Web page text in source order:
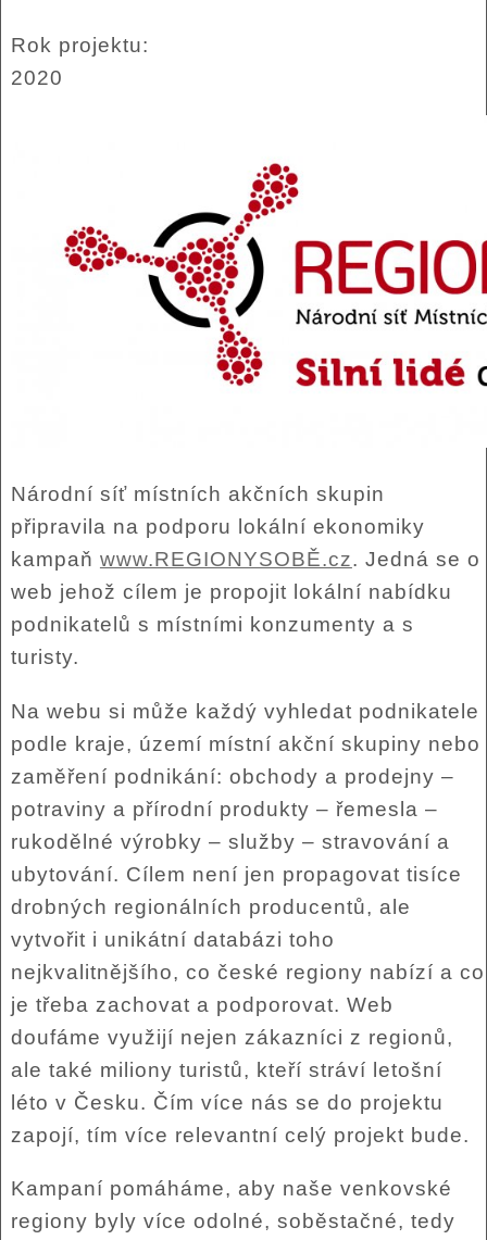
Rok projektu:
2020
Národní síť místních akčních skupin
připravila na podporu lokální ekonomiky
kampaň www.REGIONYSOBĚ.cz. Jedná se o
web jehož cílem je propojit lokální nabídku
podnikatelů s místními konzumenty a s
turisty.
Na webu si může každý vyhledat podnikatele
podle kraje, území místní akční skupiny nebo
zaměření podnikání: obchody a prodejny –
potraviny a přírodní produkty – řemesla –
rukodělné výrobky – služby – stravování a
ubytování. Cílem není jen propagovat tisíce
drobných regionálních producentů, ale
vytvořit i unikátní databázi toho
nejkvalitnějšího, co české regiony nabízí a co
je třeba zachovat a podporovat. Web
doufáme využijí nejen zákazníci z regionů,
ale také miliony turistů, kteří stráví letošní
léto v Česku. Čím více nás se do projektu
zapojí, tím více relevantní celý projekt bude.
Kampaní pomáháme, aby naše venkovské
regiony byly více odolné, soběstačné, tedy